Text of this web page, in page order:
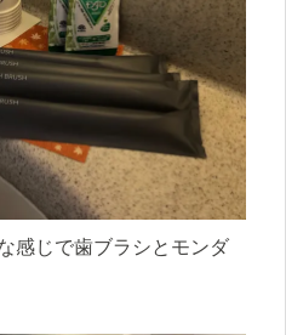
感じで歯ブラシとモンダ